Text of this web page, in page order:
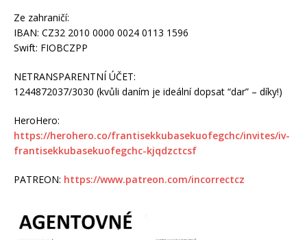
Ze zahraničí:
IBAN: CZ32 2010 0000 0024 0113 1596
Swift: FIOBCZPP
NETRANSPARENTNÍ ÚČET:
1244872037/3030 (kvůli daním je ideální dopsat “dar” – díky!)
HeroHero:
https://herohero.co/frantisekkubasekuofegchc/invites/iv-
frantisekkubasekuofegchc-kjqdzctcsf
PATREON: https://www.patreon.com/incorrectcz